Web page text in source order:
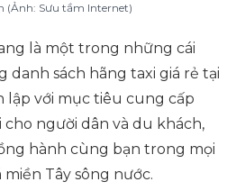
(Ảnh: Sưu tầm Internet)
là một trong những cái
sách hãng taxi giá rẻ tại
lập với mục tiêu cung cấp
người dân và du khách,
hành cùng bạn trong mọi
Tây sông nước.